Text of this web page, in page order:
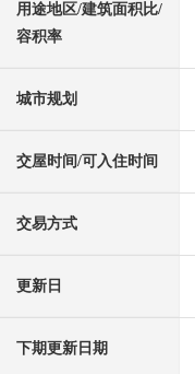
用途地区/建筑面积比/
容积率
城市规划
交屋时间/可入住时间
交易方式
更新日
下期更新日期